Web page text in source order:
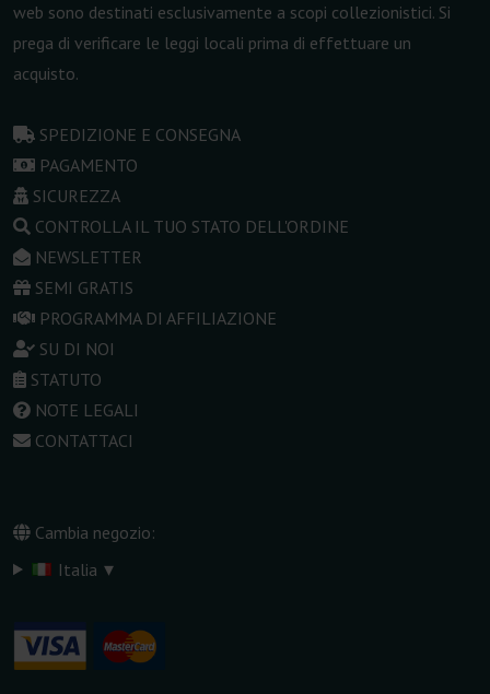
web sono destinati esclusivamente a scopi collezionistici. Si
prega di verificare le leggi locali prima di effettuare un
acquisto.
SPEDIZIONE E CONSEGNA
PAGAMENTO
SICUREZZA
CONTROLLA IL TUO STATO DELL'ORDINE
NEWSLETTER
SEMI GRATIS
PROGRAMMA DI AFFILIAZIONE
SU DI NOI
STATUTO
NOTE LEGALI
CONTATTACI
Cambia negozio:
Italia ▾